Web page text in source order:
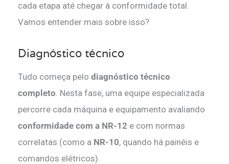
cada etapa até chegar à conformidade total.
Vamos entender mais sobre isso?
Diagnóstico técnico
Tudo começa pelo diagnóstico técnico
completo. Nesta fase, uma equipe especializada
percorre cada máquina e equipamento avaliando
conformidade com a NR-12 e com normas
correlatas (como a NR-10, quando há painéis e
comandos elétricos).